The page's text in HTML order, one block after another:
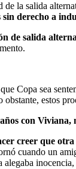
la salida
sin derecho a
de salida
Copa sea
estos
con Viviana,
creer que
cuando un